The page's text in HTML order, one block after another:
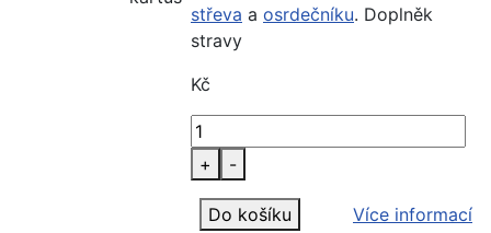
střeva a osrdečníku. Doplněk
stravy
Kč
+ -
Do košíku Více informací